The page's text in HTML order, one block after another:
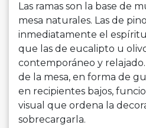
Las ramas son la base de
mesa naturales. Las de
inmediatamente el
que las de eucalipto u
contemporáneo y
de la mesa, en forma de
en recipientes bajos,
visual que ordena la
sobrecargarla.